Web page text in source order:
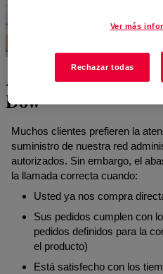
Abastecimiento
Dow
Muchos clientes prefieren la
suministro de nuestra red
autorizados. Sin embargo, el
la llamada correcta cuando:
Usted ya nos compra
Sus pedidos cumplen con
pedidos definidos para la
el producto)
Está satisfecho con los
Ver más
Rechazar todas